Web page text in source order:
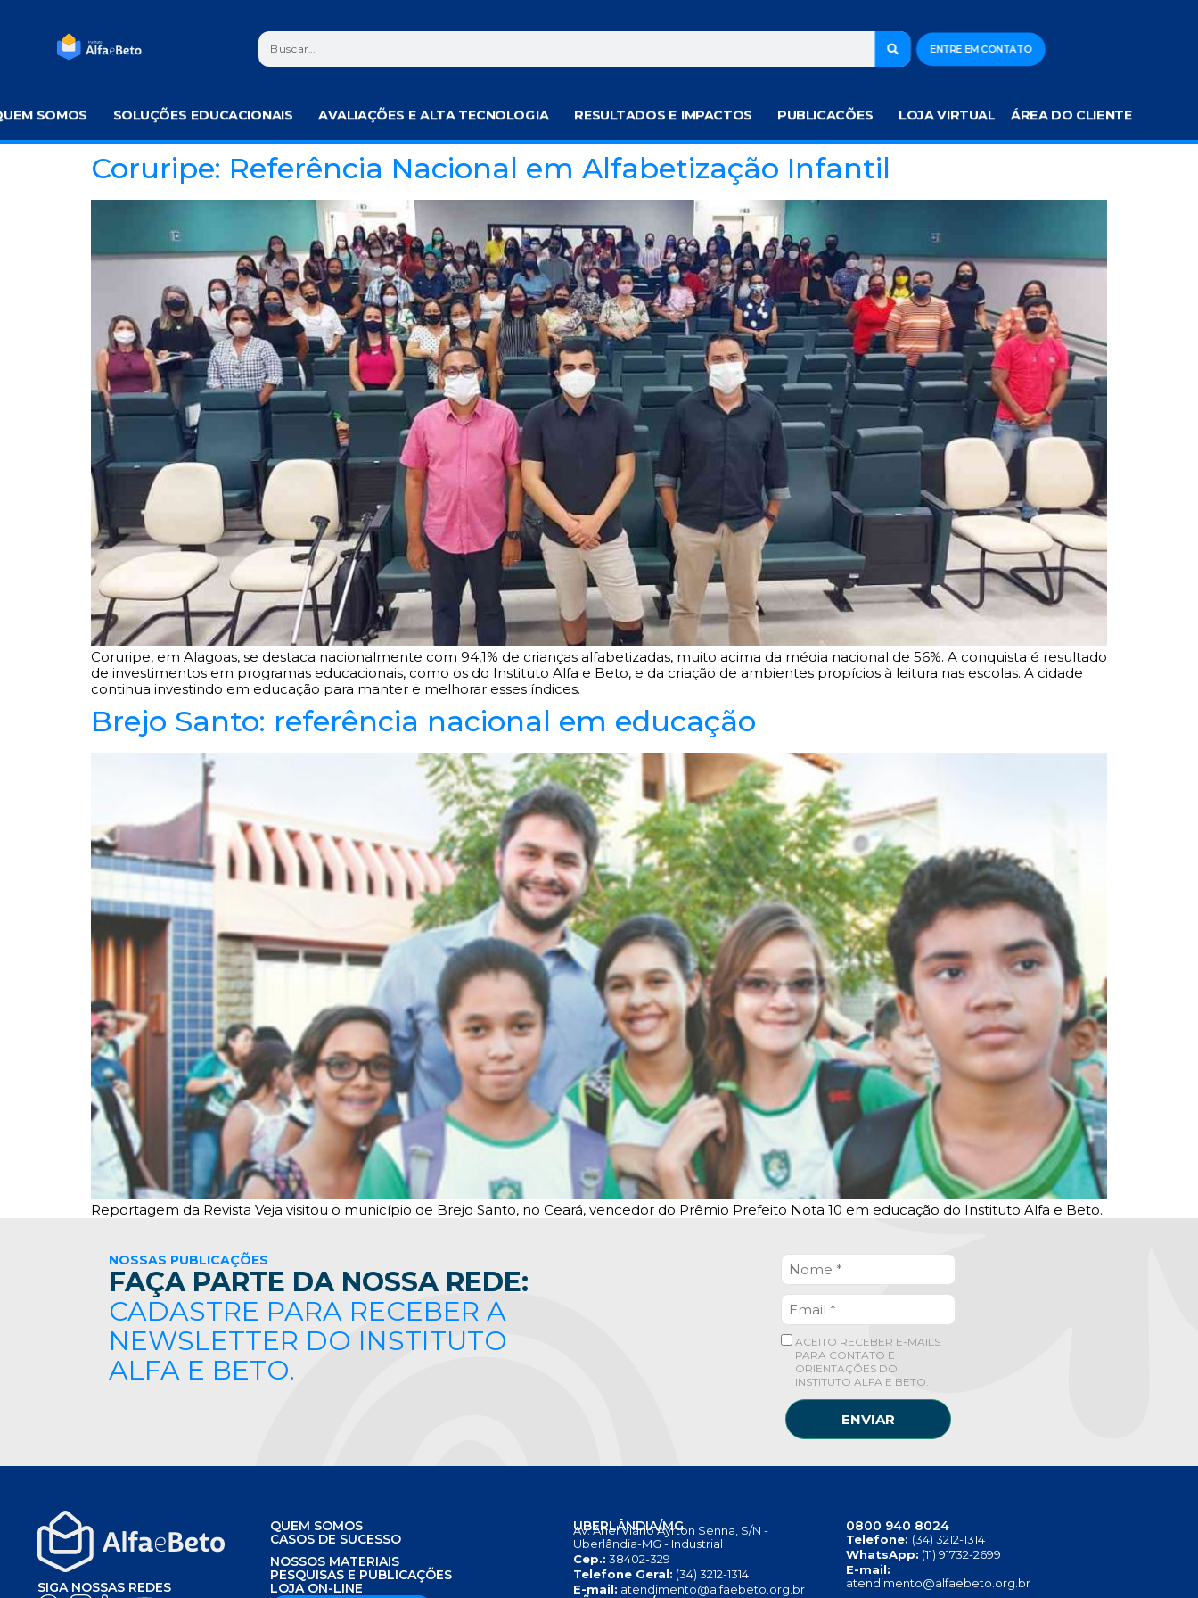
ENTRE EM CONTATO
SOMOS SOLUÇÕES EDUCACIONAIS AVALIAÇÕES E ALTA TECNOLOGIA RESULTADOS E IMPACTOS PUBLICACÕES LOJA VIRTUAL ÁREA DO CLIENTE
Coruripe: Referência Nacional em Alfabetização Infantil
Coruripe, em Alagoas, se destaca nacionalmente com 94,1% de crianças alfabetizadas, muito acima da média nacional de 56%. A conquista é resultado
de investimentos em programas educacionais, como os do Instituto Alfa e Beto, e da criação de ambientes propícios à leitura nas escolas. A cidade
continua investindo em educação para manter e melhorar esses índices.
Brejo Santo: referência nacional em educação
Reportagem da Revista Veja visitou o município de Brejo Santo, no Ceará, vencedor do Prêmio Prefeito Nota 10 em educação do Instituto Alfa e Beto.
NOSSAS PUBLICAÇÕES
FAÇA PARTE DA NOSSA REDE:
CADASTRE PARA RECEBER A
NEWSLETTER DO INSTITUTO
ALFA E BETO.
ACEITO RECEBER E-MAILS
PARA CONTATO E
ORIENTAÇÕES DO
INSTITUTO ALFA E BETO.
ENVIAR
SIGA NOSSAS REDES
QUEM SOMOS
CASOS DE SUCESSO
NOSSOS MATERIAIS
PESQUISAS E PUBLICAÇÕES
LOJA ON-LINE
UBERLÂNDIA/MG
Av. Anel Viário Ayrton Senna, S/N -
Uberlândia-MG - Industrial
Cep.: 38402-329
Telefone Geral: (34) 3212-1314
E-mail: atendimento@alfaebeto.org.br
0800 940 8024
Telefone: (34) 3212-1314
WhatsApp: (11) 91732-2699
E-mail:
atendimento@alfaebeto.org.br